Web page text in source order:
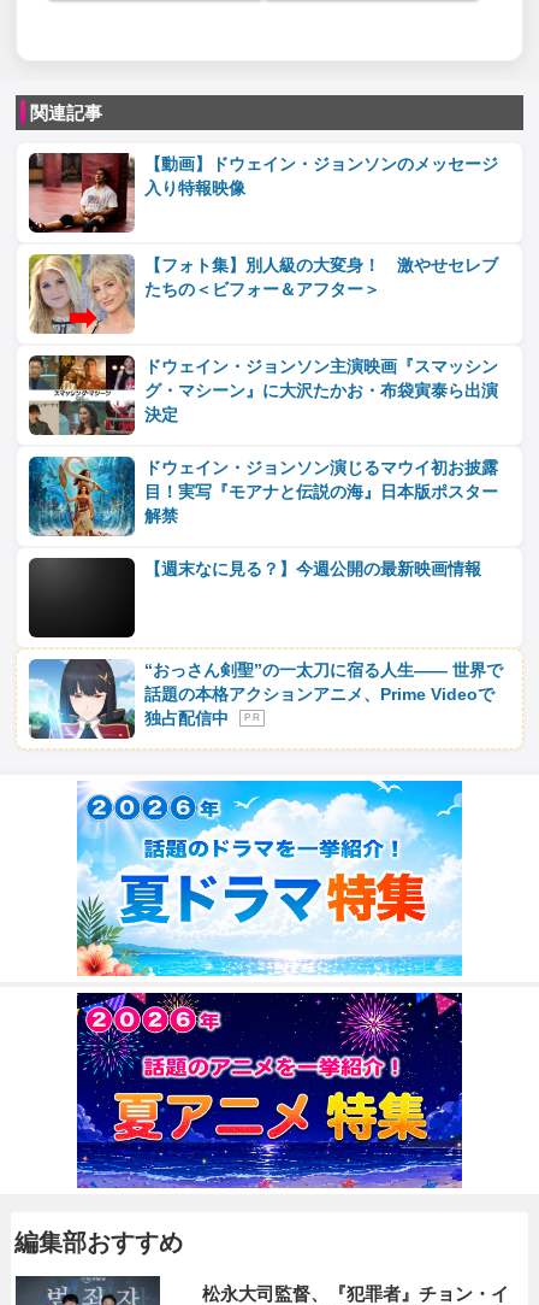
関連記事
【動画】ドウェイン・ジョンソンのメッセージ
入り特報映像
【フォト集】別人級の大変身！ 激やせセレブ
たちの＜ビフォー＆アフター＞
ドウェイン・ジョンソン主演映画『スマッシン
グ・マシーン』に大沢たかお・布袋寅泰ら出演
決定
ドウェイン・ジョンソン演じるマウイ初お披露
目！実写『モアナと伝説の海』日本版ポスター
解禁
【週末なに見る？】今週公開の最新映画情報
“おっさん剣聖”の一太刀に宿る人生―― 世界で
話題の本格アクションアニメ、Prime Videoで
独占配信中
P R
編集部おすすめ
松永大司監督、『犯罪者』チョン・イ